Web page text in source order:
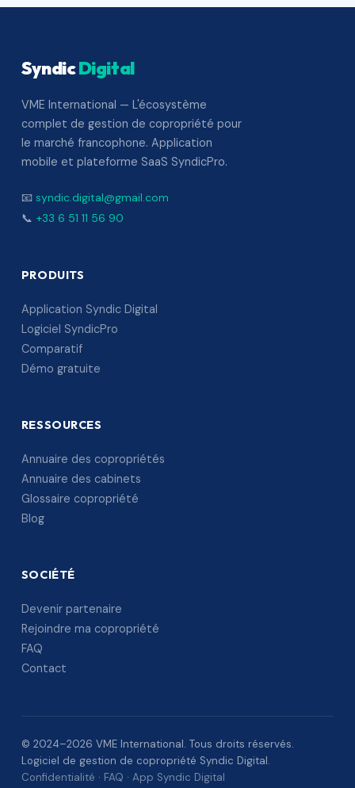
SyndicDigital
VME International — L'écosystème
complet de gestion de copropriété pour
le marché francophone. Application
mobile et plateforme SaaS SyndicPro.
📧 syndic.digital@gmail.com
📞 +33 6 51 11 56 90
PRODUITS
Application Syndic Digital
Logiciel SyndicPro
Comparatif
Démo gratuite
RESSOURCES
Annuaire des copropriétés
Annuaire des cabinets
Glossaire copropriété
Blog
SOCIÉTÉ
Devenir partenaire
Rejoindre ma copropriété
FAQ
Contact
© 2024–2026 VME International. Tous droits réservés.
Logiciel de gestion de copropriété Syndic Digital.
Confidentialité · FAQ · App Syndic Digital